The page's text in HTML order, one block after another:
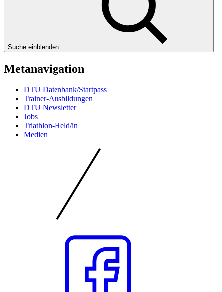
Suche einblenden
Metanavigation
DTU Datenbank/Startpass
Trainer-Ausbildungen
DTU Newsletter
Jobs
Triathlon-Held/in
Medien